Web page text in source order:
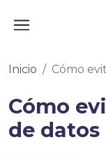
Inicio Cómo
Cómo
de datos